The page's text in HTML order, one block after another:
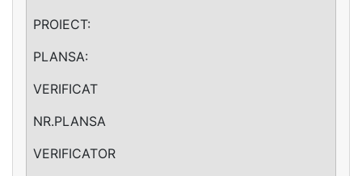
PROIECT:
PLANSA:
VERIFICAT
NR.PLANSA
VERIFICATOR